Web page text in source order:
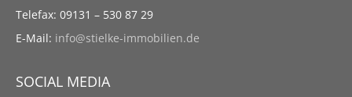
Telefax: 09131 – 530 87 29
E-Mail: info@stielke-immobilien.de
SOCIAL MEDIA